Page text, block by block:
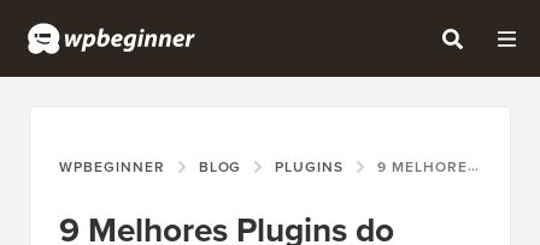
WPBEGINNER BLOG PLUGINS 9 MELHORES PLUGINS DO WORDPRESS PARA FACEBOOK PARA CRESCER SEU BLOG
9 Melhores Plugins do